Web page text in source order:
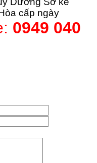
cấp ngày
0949 040